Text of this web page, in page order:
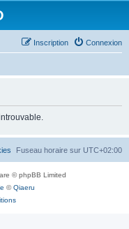
Connexion
Inscription
Fuseau horaire sur UTC+02:00
© phpBB Limited
©Qiaeru